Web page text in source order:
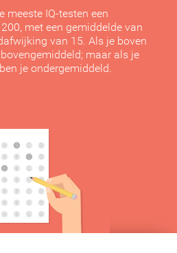
meeste IQ-testen een
met een gemiddelde van
van 15. Als je boven
maar als je
je ondergemiddeld.